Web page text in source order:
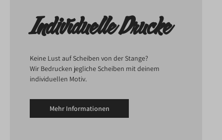
Individuelle Drucke
Keine Lust auf Scheiben von der Stange?
Wir Bedrucken jegliche Scheiben mit deinem
individuellen Motiv.
Mehr Informationen